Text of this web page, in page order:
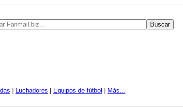
Luchadores Equipos de fútbol Más...